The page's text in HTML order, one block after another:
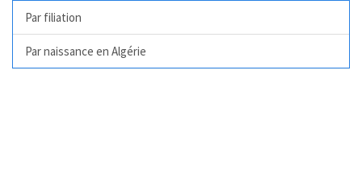
Par filiation
Par naissance en Algérie